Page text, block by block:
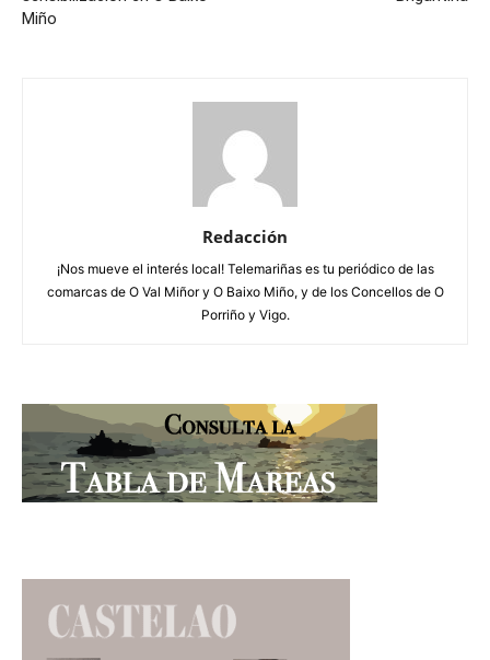
Miño
Redacción
¡Nos mueve el interés local! Telemariñas es tu periódico de las
comarcas de O Val Miñor y O Baixo Miño, y de los Concellos de O
Porriño y Vigo.